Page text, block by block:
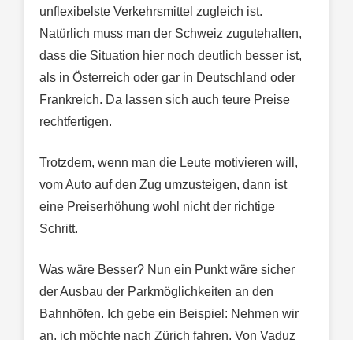
unflexibelste Verkehrsmittel zugleich ist.
Natürlich muss man der Schweiz zugutehalten,
dass die Situation hier noch deutlich besser ist,
als in Österreich oder gar in Deutschland oder
Frankreich. Da lassen sich auch teure Preise
rechtfertigen.
Trotzdem, wenn man die Leute motivieren will,
vom Auto auf den Zug umzusteigen, dann ist
eine Preiserhöhung wohl nicht der richtige
Schritt.
Was wäre Besser? Nun ein Punkt wäre sicher
der Ausbau der Parkmöglichkeiten an den
Bahnhöfen. Ich gebe ein Beispiel: Nehmen wir
an, ich möchte nach Zürich fahren. Von Vaduz